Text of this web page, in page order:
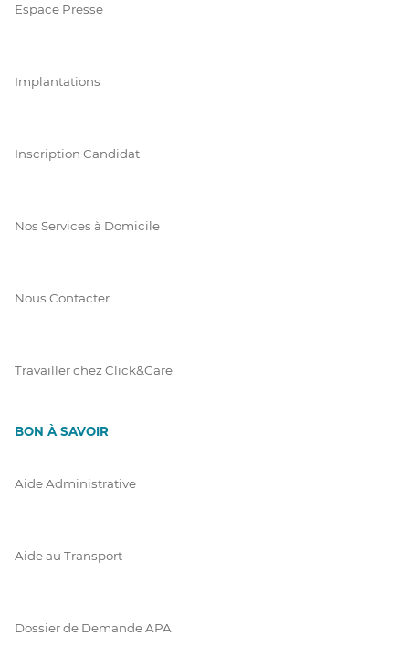
Espace Presse
Implantations
Inscription Candidat
Nos Services à Domicile
Nous Contacter
Travailler chez Click&Care
BON À SAVOIR
Aide Administrative
Aide au Transport
Dossier de Demande APA